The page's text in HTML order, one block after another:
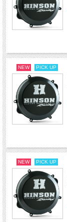
NEW PICK UP
NEW PICK UP